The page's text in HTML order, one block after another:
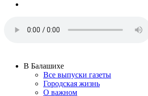
В Балашихе
Все выпуски газеты
Городская жизнь
О важном